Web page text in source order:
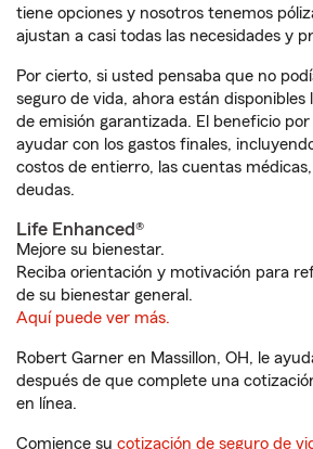
tiene opciones y nosotros tenemos
ajustan a casi todas las necesidades y
Por cierto, si usted pensaba que no
seguro de vida, ahora están disponibles
de emisión garantizada. El beneficio
ayudar con los gastos finales,
costos de entierro, las cuentas
deudas.
Life Enhanced®
Mejore su bienestar.
Reciba orientación y motivación para
de su bienestar general.
Aquí puede ver más.
Robert Garner en Massillon, OH, le
después de que complete una
en línea.
Comience su cotización de seguro de